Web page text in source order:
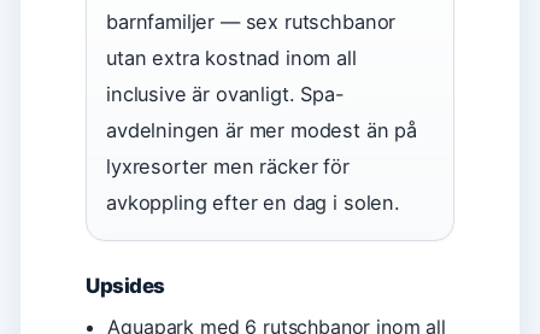
barnfamiljer — sex rutschbanor
utan extra kostnad inom all
inclusive är ovanligt. Spa-
avdelningen är mer modest än på
lyxresorter men räcker för
avkoppling efter en dag i solen.
Upsides
Aquapark med 6 rutschbanor inom all